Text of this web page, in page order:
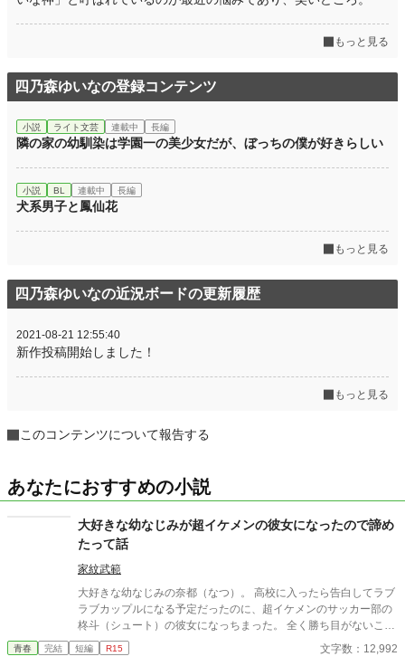
もっと見る
四乃森ゆいなの登録コンテンツ
小説 ライト文芸 連載中 長編
隣の家の幼馴染は学園一の美少女だが、ぼっちの僕が好きらしい
小説 BL 連載中 長編
犬系男子と鳳仙花
もっと見る
四乃森ゆいなの近況ボードの更新履歴
2021-08-21 12:55:40
新作投稿開始しました！
もっと見る
このコンテンツについて報告する
あなたにおすすめの小説
大好きな幼なじみが超イケメンの彼女になったので諦め
たって話
家紋武範
大好きな幼なじみの奈都（なつ）。 高校に入ったら告白してラブ
ラブカップルになる予定だったのに、超イケメンのサッカー部の
柊斗（シュート）の彼女になっちまった。 全く勝ち目がないこの
恋。 潔く諦めることにした。
青春 完結 短編 R15 文字数：12,992